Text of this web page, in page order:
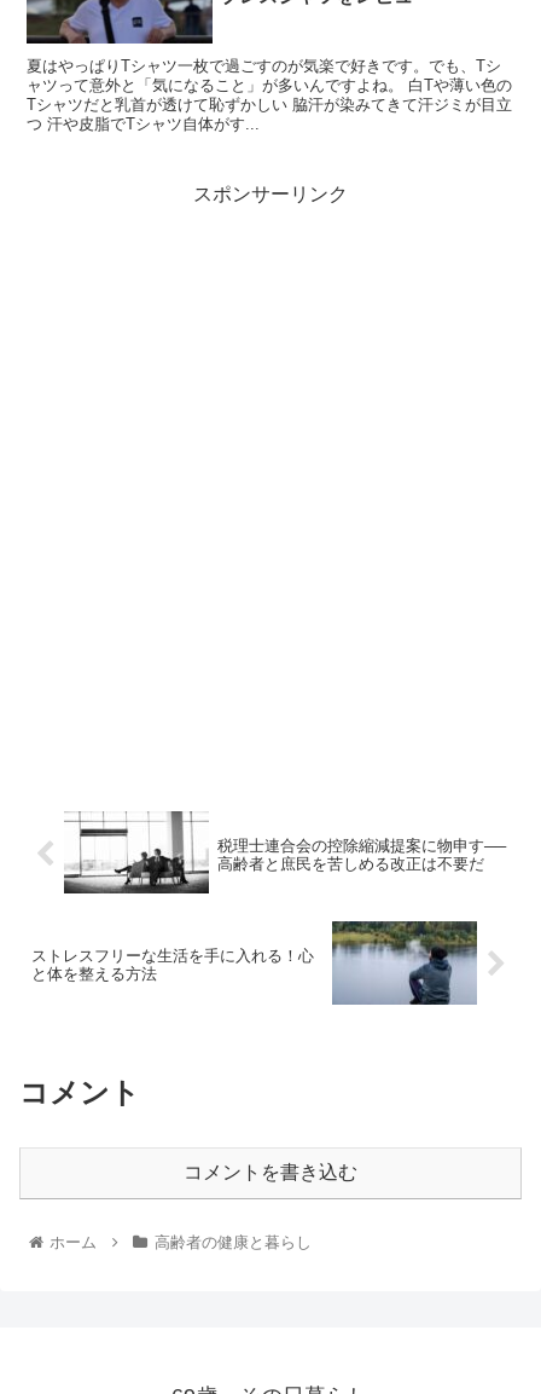
夏はやっぱりTシャツ一枚で過ごすのが気楽で好きです。でも、Tシ
ャツって意外と「気になること」が多いんですよね。 白Tや薄い色の
Tシャツだと乳首が透けて恥ずかしい 脇汗が染みてきて汗ジミが目立
つ 汗や皮脂でTシャツ自体がす...
スポンサーリンク
税理士連合会の控除縮減提案に物申す──
高齢者と庶民を苦しめる改正は不要だ
ストレスフリーな生活を手に入れる！心
と体を整える方法
コメント
コメントを書き込む
ホーム 高齢者の健康と暮らし